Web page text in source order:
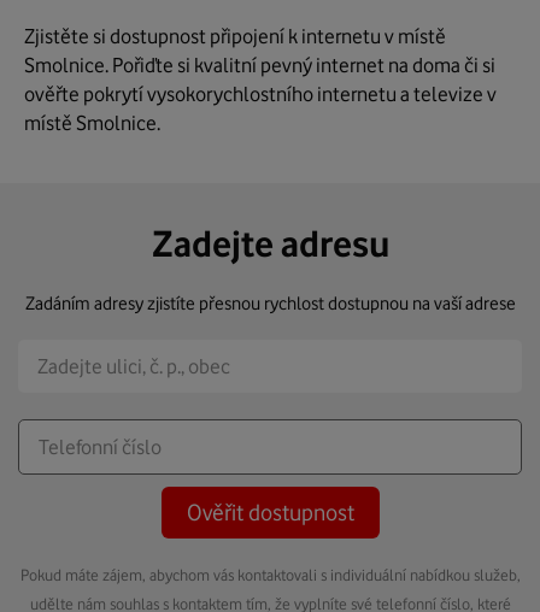
Zjistěte si dostupnost připojení k internetu v místě
Smolnice. Pořiďte si kvalitní pevný internet na doma či si
ověřte pokrytí vysokorychlostního internetu a televize v
místě Smolnice.
Zadejte adresu
Zadáním adresy zjistíte přesnou rychlost dostupnou na vaší adrese
Ověřit dostupnost
Pokud máte zájem, abychom vás kontaktovali s individuální nabídkou služeb,
udělte nám souhlas s kontaktem tím, že vyplníte své telefonní číslo, které